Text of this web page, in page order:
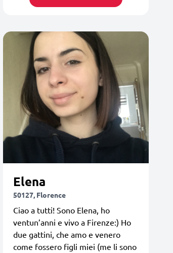
Elena
50127, Florence
Ciao a tutti! Sono Elena, ho
ventun’anni e vivo a Firenze:) Ho
due gattini, che amo e venero
come fossero figli miei (me li sono